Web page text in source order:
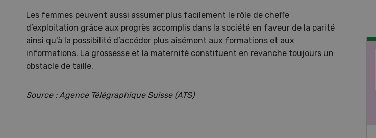
Les femmes peuvent aussi assumer plus facilement le rôle de cheffe
d’exploitation grâce aux progrès accomplis dans la société en faveur de la parité
ainsi qu'à la possibilité d’accéder plus aisément aux formations et aux
informations. La grossesse et la maternité constituent en revanche toujours un
obstacle de taille.
Source : Agence Télégraphique Suisse (ATS)
SEP